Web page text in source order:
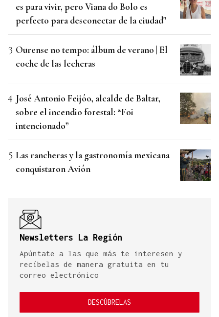
es para vivir, pero Viana do Bolo es
perfecto para desconectar de la ciudad"
Ourense no tempo: álbum de verano | El
coche de las lecheras
José Antonio Feijóo, alcalde de Baltar,
sobre el incendio forestal: “Foi
intencionado”
Las rancheras y la gastronomía mexicana
conquistaron Avión
Newsletters La Región
Apúntate a las que más te interesen y
recíbelas de manera gratuita en tu
correo electrónico
DESCÚBRELAS